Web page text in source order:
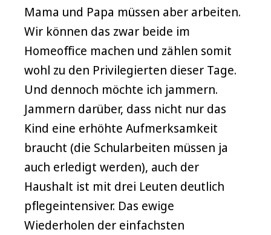
Mama und Papa müssen aber arbeiten.
Wir können das zwar beide im
Homeoffice machen und zählen somit
wohl zu den Privilegierten dieser Tage.
Und dennoch möchte ich jammern.
Jammern darüber, dass nicht nur das
Kind eine erhöhte Aufmerksamkeit
braucht (die Schularbeiten müssen ja
auch erledigt werden), auch der
Haushalt ist mit drei Leuten deutlich
pflegeintensiver. Das ewige
Wiederholen der einfachsten